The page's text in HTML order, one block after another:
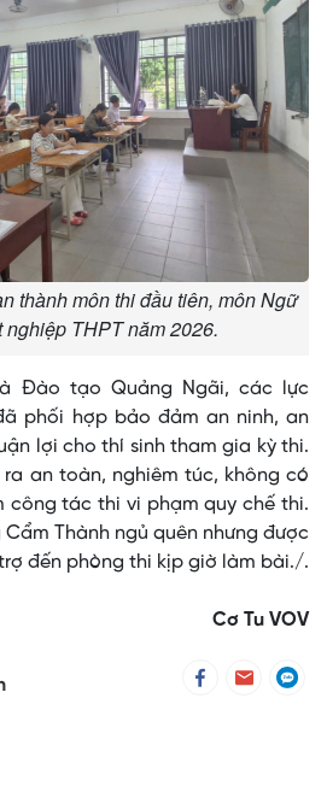
thành môn thi đầu tiên, môn Ngữ
nghiệp THPT năm 2026.
Đào tạo Quảng Ngãi, các lực
phối hợp bảo đảm an ninh, an
lợi cho thí sinh tham gia kỳ thi.
an toàn, nghiêm túc, không có
công tác thi vi phạm quy chế thi.
Thành ngủ quên nhưng được
đến phòng thi kịp giờ làm bài./.
Cơ Tu VOV